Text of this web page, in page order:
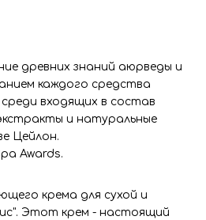
древних знаний аюрведы и
каждого средства
входящих в состав
и натуральные
Цейлон.
Awards.
крема для сухой и
Этот крем - настоящий